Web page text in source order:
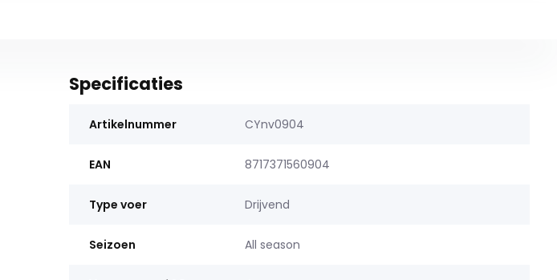
Specificaties
Artikelnummer CYnv0904
EAN 8717371560904
Type voer Drijvend
Seizoen All season